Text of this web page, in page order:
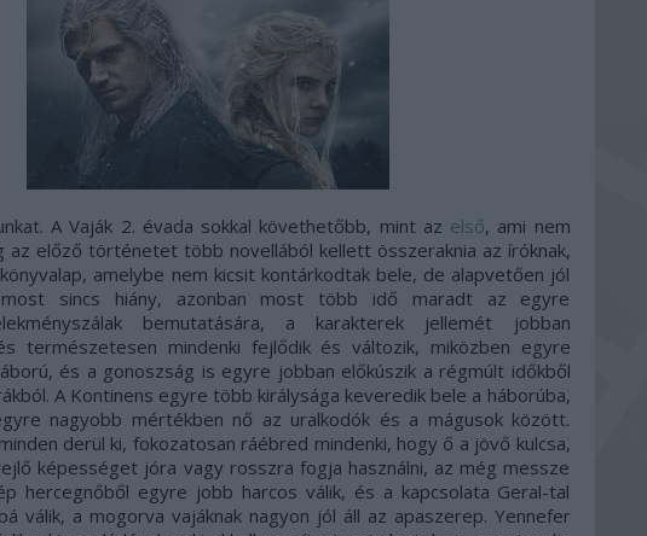
A Vaják 2. évada sokkal követhetőbb, mint az első, ami nem
az előző történetet több novellából kellett összeraknia az íróknak,
amelybe nem kicsit kontárkodtak bele, de alapvetően jól
most sincs hiány, azonban most több idő maradt az egyre
bemutatására, a karakterek jellemét jobban
természetesen mindenki fejlődik és változik, miközben egyre
és a gonoszság is egyre jobban előkúszik a régmúlt időkből
A Kontinens egyre több királysága keveredik bele a háborúba,
nagyobb mértékben nő az uralkodók és a mágusok között.
derül ki, fokozatosan ráébred mindenki, hogy ő a jövő kulcsa,
képességet jóra vagy rosszra fogja használni, az még messze
hercegnőből egyre jobb harcos válik, és a kapcsolata Geral-tal
válik, a mogorva vajáknak nagyon jól áll az apaszerep. Yennefer